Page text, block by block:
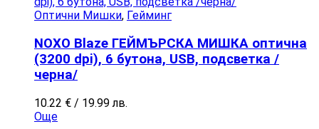
Оптични Мишки, Гейминг
NOXO Blaze ГЕЙМЪРСКА МИШКА оптична
(3200 dpi), 6 бутона, USB, подсветка /
черна/
10.22 € / 19.99 лв.
Още